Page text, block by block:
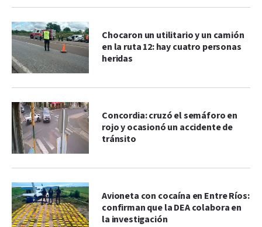
Chocaron un utilitario y un camión
en la ruta 12: hay cuatro personas
heridas
Concordia: cruzó el semáforo en
rojo y ocasionó un accidente de
tránsito
Avioneta con cocaína en Entre Ríos:
confirman que la DEA colabora en
la investigación